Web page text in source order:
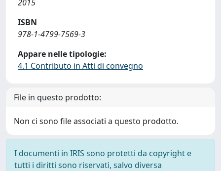
2015
ISBN
978-1-4799-7569-3
Appare nelle tipologie:
4.1 Contributo in Atti di convegno
File in questo prodotto:
Non ci sono file associati a questo prodotto.
I documenti in IRIS sono protetti da copyright e
tutti i diritti sono riservati, salvo diversa